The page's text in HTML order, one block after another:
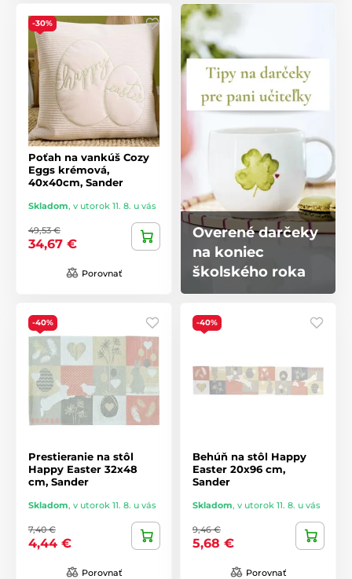
-30%
Poťah na vankúš Cozy
Eggs krémová,
40x40cm, Sander
Skladom, v utorok 11. 8. u vás
49,53 €
34,67 €
Porovnať
Overené darčeky
na koniec
školského roka
-40%
Prestieranie na stôl
Happy Easter 32x48
cm, Sander
Skladom, v utorok 11. 8. u vás
7,40 €
4,44 €
Porovnať
-40%
Behúň na stôl Happy
Easter 20x96 cm,
Sander
Skladom, v utorok 11. 8. u vás
9,46 €
5,68 €
Porovnať